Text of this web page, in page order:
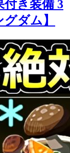
付き装備 3
ダム】